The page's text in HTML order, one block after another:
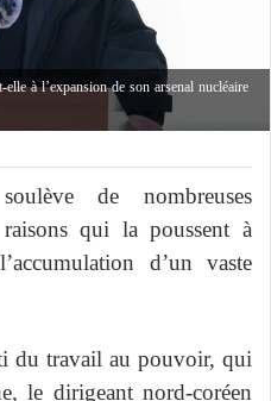
à l’expansion de son arsenal nucléaire
de nombreuses
qui la poussent à
d’un vaste
du travail au pouvoir, qui
le dirigeant nord-coréen